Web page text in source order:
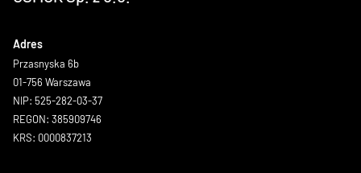
Adres
Przasnyska 6b
01-756 Warszawa
NIP: 525-282-03-37
REGON: 385909746
KRS: 0000837213